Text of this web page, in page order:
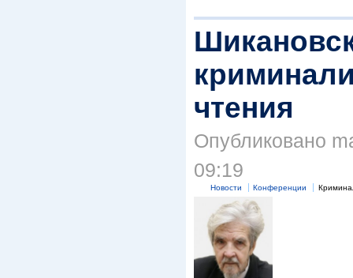
чтения
Опубликовано
09:19
Новости Конференции